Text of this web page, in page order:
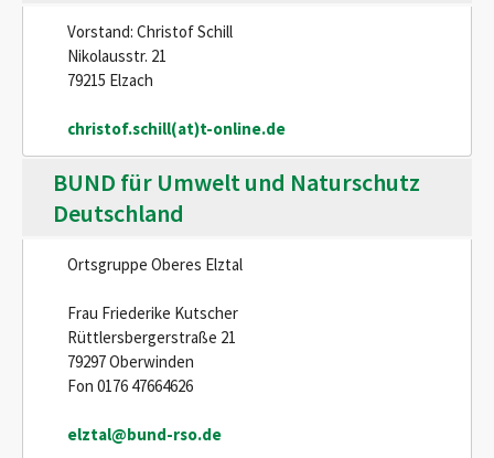
Vorstand: Christof Schill
Nikolausstr. 21
79215 Elzach
christof.schill(at)t-online.de
BUND für Umwelt und Naturschutz
Deutschland
Ortsgruppe Oberes Elztal
Frau Friederike Kutscher
Rüttlersbergerstraße 21
79297 Oberwinden
Fon 0176 47664626
elztal@bund-rso.de